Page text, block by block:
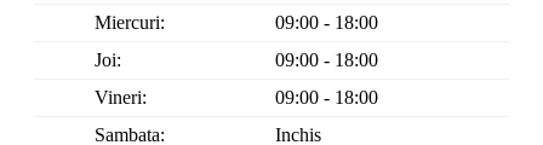
Miercuri:
09:00 - 18:00
Joi:
09:00 - 18:00
Vineri:
09:00 - 18:00
Sambata:
Inchis